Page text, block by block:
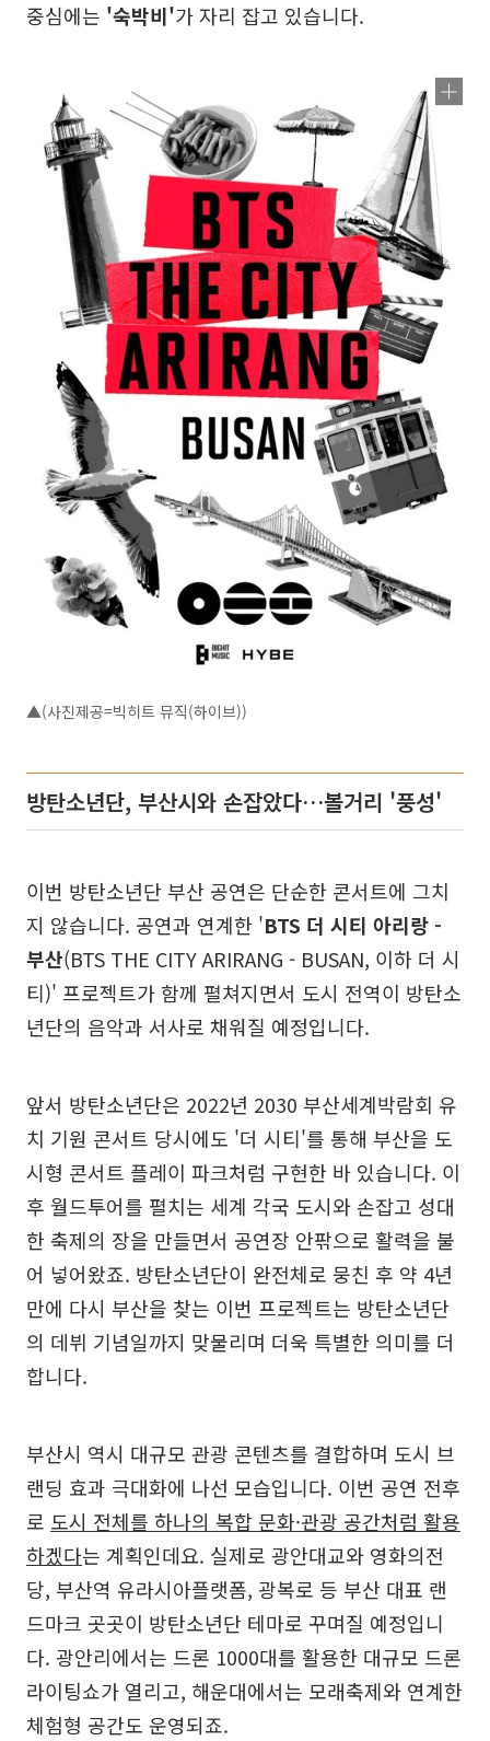
중심에는 '숙박비'가 자리 잡고 있습니다.
▲(사진제공=빅히트 뮤직(하이브))
방탄소년단, 부산시와 손잡았다…볼거리 '풍성'
이번 방탄소년단 부산 공연은 단순한 콘서트에 그치
지 않습니다. 공연과 연계한 'BTS 더 시티 아리랑 -
부산(BTS THE CITY ARIRANG - BUSAN, 이하 더 시
티)' 프로젝트가 함께 펼쳐지면서 도시 전역이 방탄소
년단의 음악과 서사로 채워질 예정입니다.
앞서 방탄소년단은 2022년 2030 부산세계박람회 유
치 기원 콘서트 당시에도 '더 시티'를 통해 부산을 도
시형 콘서트 플레이 파크처럼 구현한 바 있습니다. 이
후 월드투어를 펼치는 세계 각국 도시와 손잡고 성대
한 축제의 장을 만들면서 공연장 안팎으로 활력을 불
어 넣어왔죠. 방탄소년단이 완전체로 뭉친 후 약 4년
만에 다시 부산을 찾는 이번 프로젝트는 방탄소년단
의 데뷔 기념일까지 맞물리며 더욱 특별한 의미를 더
합니다.
부산시 역시 대규모 관광 콘텐츠를 결합하며 도시 브
랜딩 효과 극대화에 나선 모습입니다. 이번 공연 전후
로 도시 전체를 하나의 복합 문화·관광 공간처럼 활용
하겠다는 계획인데요. 실제로 광안대교와 영화의전
당, 부산역 유라시아플랫폼, 광복로 등 부산 대표 랜
드마크 곳곳이 방탄소년단 테마로 꾸며질 예정입니
다. 광안리에서는 드론 1000대를 활용한 대규모 드론
라이팅쇼가 열리고, 해운대에서는 모래축제와 연계한
체험형 공간도 운영되죠.